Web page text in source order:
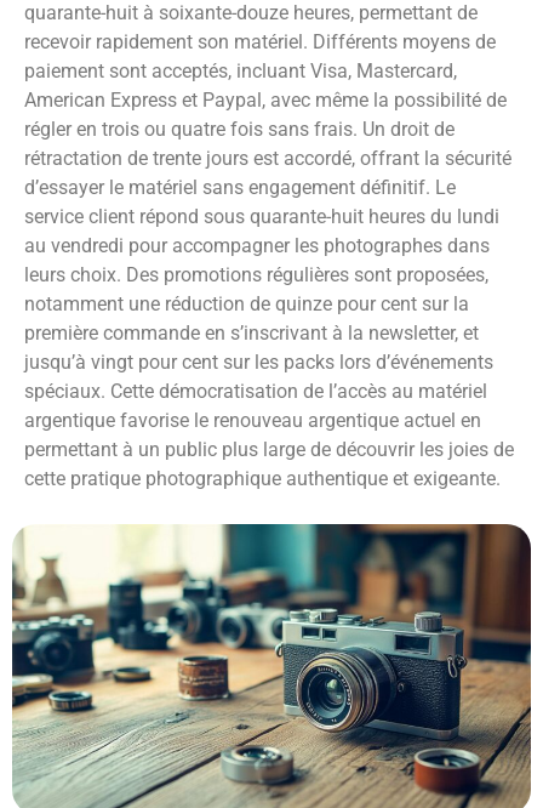
quarante-huit à soixante-douze heures, permettant de
recevoir rapidement son matériel. Différents moyens de
paiement sont acceptés, incluant Visa, Mastercard,
American Express et Paypal, avec même la possibilité de
régler en trois ou quatre fois sans frais. Un droit de
rétractation de trente jours est accordé, offrant la sécurité
d’essayer le matériel sans engagement définitif. Le
service client répond sous quarante-huit heures du lundi
au vendredi pour accompagner les photographes dans
leurs choix. Des promotions régulières sont proposées,
notamment une réduction de quinze pour cent sur la
première commande en s’inscrivant à la newsletter, et
jusqu’à vingt pour cent sur les packs lors d’événements
spéciaux. Cette démocratisation de l’accès au matériel
argentique favorise le renouveau argentique actuel en
permettant à un public plus large de découvrir les joies de
cette pratique photographique authentique et exigeante.